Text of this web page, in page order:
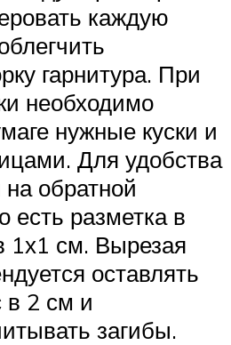
каждую
гарнитура. При
необходимо
нужные куски и
Для удобства
обратной
есть разметка в
1х1 см. Вырезая
оставлять
в 2 см и
загибы.